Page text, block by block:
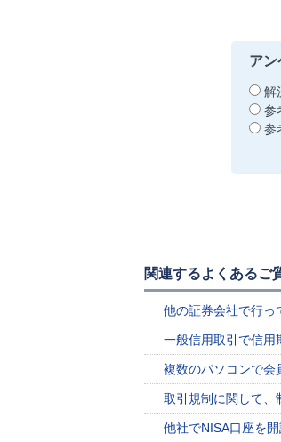
ア
解
参
参
関連するよくあるご
他の証券会社で行っ
一般信用取引で信用
複数のパソコンで会
取引規制に関して、
他社でNISA口座を